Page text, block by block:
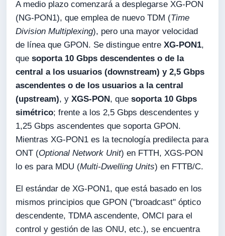
A medio plazo comenzará a desplegarse XG-PON
(NG-PON1), que emplea de nuevo TDM (Time
Division Multiplexing), pero una mayor velocidad
de línea que GPON. Se distingue entreXG-PON1,
quesoporta 10 Gbps descendentes o de la
central a los usuarios (downstream) y 2,5 Gbps
ascendentes o de los usuarios a la central
(upstream), yXGS-PON , quesoporta 10 Gbps
simétrico; frente a los 2,5 Gbps descendentes y
1,25 Gbps ascendentes que soporta GPON.
Mientras XG-PON1 es la tecnología predilecta para
ONT (Optional Network Unit) en FTTH, XGS-PON
lo es para MDU (Multi-Dwelling Units) en FTTB/C.
El estándar de XG-PON1, que está basado en los
mismos principios que GPON ("broadcast" óptico
descendente, TDMA ascendente, OMCI para el
control y gestión de las ONU, etc.), se encuentra